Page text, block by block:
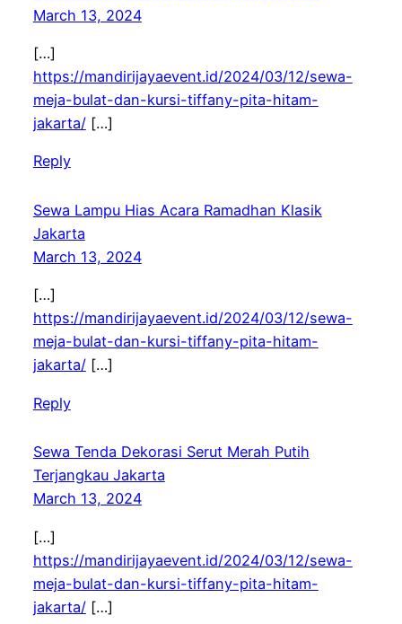
March 13, 2024
[…]
https://mandirijayaevent.id/2024/03/12/sewa-
meja-bulat-dan-kursi-tiffany-pita-hitam-
jakarta/[…]
Reply
Sewa Lampu Hias Acara Ramadhan Klasik
Jakarta
March 13, 2024
[…]
https://mandirijayaevent.id/2024/03/12/sewa-
meja-bulat-dan-kursi-tiffany-pita-hitam-
jakarta/[…]
Reply
Sewa Tenda Dekorasi Serut Merah Putih
Terjangkau Jakarta
March 13, 2024
[…]
https://mandirijayaevent.id/2024/03/12/sewa-
meja-bulat-dan-kursi-tiffany-pita-hitam-
jakarta/[…]